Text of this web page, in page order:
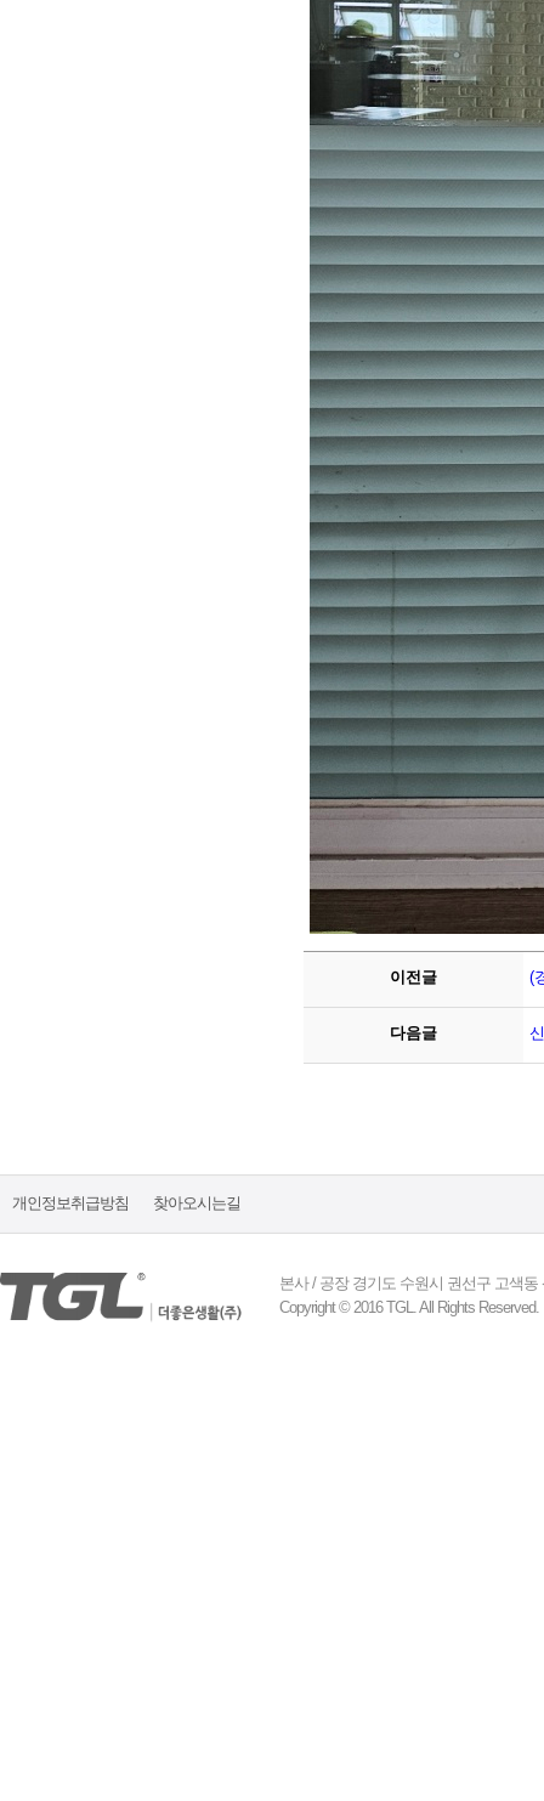
이전글 (
다음글
개인정보취급방침 찾아오시는길
본사 / 공장 경기도 수원시 권선구 고색동
Copyright © 2016 TGL. All Rights Reserved.